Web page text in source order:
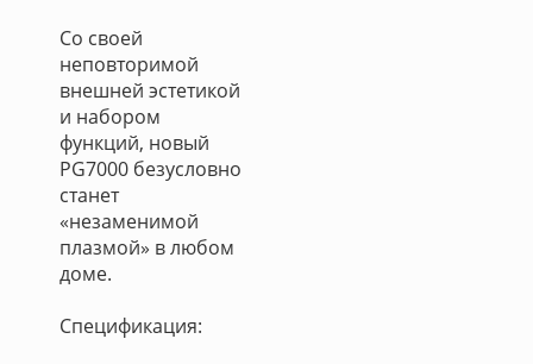
Со своей
неповторимой
внешней эстетикой
и набором
функций, новый
PG7000 безусловно
станет
«незаменимой
плазмой» в любом
доме.
Спецификация: